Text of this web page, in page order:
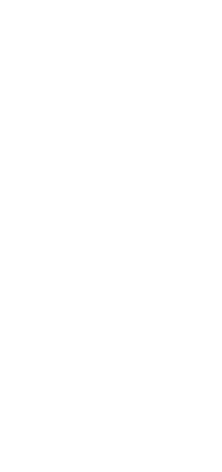
loss, el
poco
precisos permite
para